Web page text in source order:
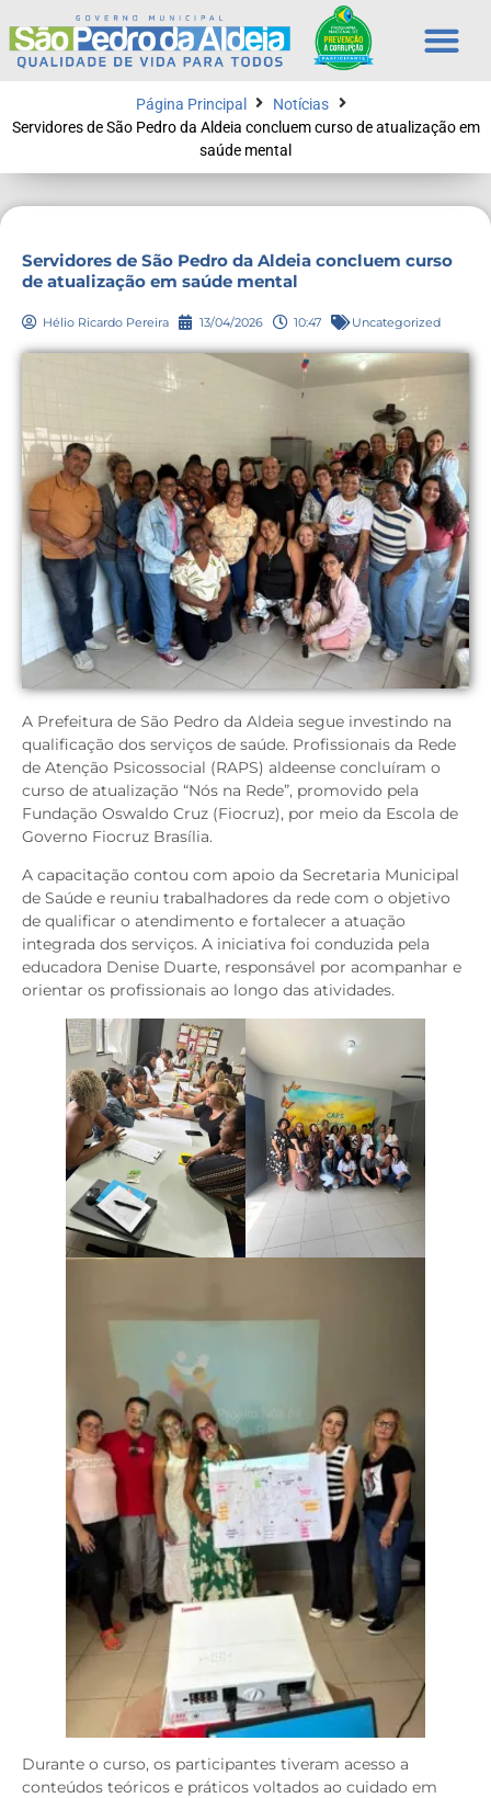
Página Principal
Notícias
Servidores de São Pedro da Aldeia concluem curso de atualização em
saúde mental
Servidores de São Pedro da Aldeia concluem curso
de atualização em saúde mental
Hélio Ricardo Pereira 13/04/2026 10:47 Uncategorized
A Prefeitura de São Pedro da Aldeia segue investindo na
qualificação dos serviços de saúde. Profissionais da Rede
de Atenção Psicossocial (RAPS) aldeense concluíram o
curso de atualização “Nós na Rede”, promovido pela
Fundação Oswaldo Cruz (Fiocruz), por meio da Escola de
Governo Fiocruz Brasília.
A capacitação contou com apoio da Secretaria Municipal
de Saúde e reuniu trabalhadores da rede com o objetivo
de qualificar o atendimento e fortalecer a atuação
integrada dos serviços. A iniciativa foi conduzida pela
educadora Denise Duarte, responsável por acompanhar e
orientar os profissionais ao longo das atividades.
Durante o curso, os participantes tiveram acesso a
conteúdos teóricos e práticos voltados ao cuidado em